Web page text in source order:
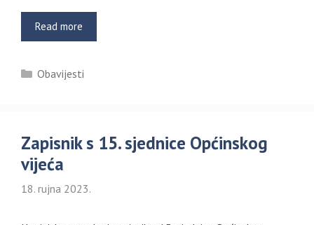
Read more
Kategorije
Obavijesti
Zapisnik s 15. sjednice Općinskog
vijeća
18. rujna 2023.